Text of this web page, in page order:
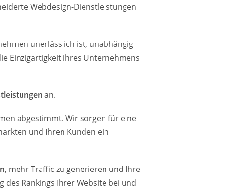
Webdesign-Dienstleistungen
unerlässlich ist, unabhängig
Einzigartigkeit ihres Unternehmens
an.
abgestimmt. Wir sorgen für eine
und Ihren Kunden ein
, mehr Traffic zu generieren und Ihre
des Rankings Ihrer Website bei und